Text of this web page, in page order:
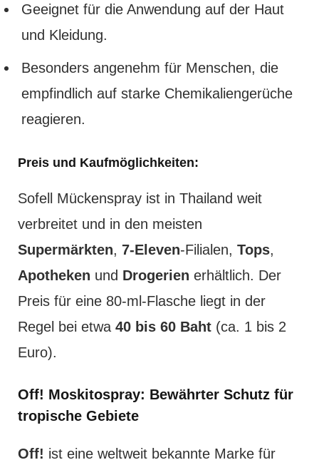
Geeignet für die Anwendung auf der Haut
und Kleidung.
Besonders angenehm für Menschen, die
empfindlich auf starke Chemikaliengerüche
reagieren.
Preis und Kaufmöglichkeiten:
Sofell Mückenspray ist in Thailand weit
verbreitet und in den meisten
Supermärkten, 7-Eleven-Filialen, Tops,
Apotheken und Drogerien erhältlich. Der
Preis für eine 80-ml-Flasche liegt in der
Regel bei etwa 40 bis 60 Baht (ca. 1 bis 2
Euro).
Off! Moskitospray: Bewährter Schutz für
tropische Gebiete
Off! ist eine weltweit bekannte Marke für